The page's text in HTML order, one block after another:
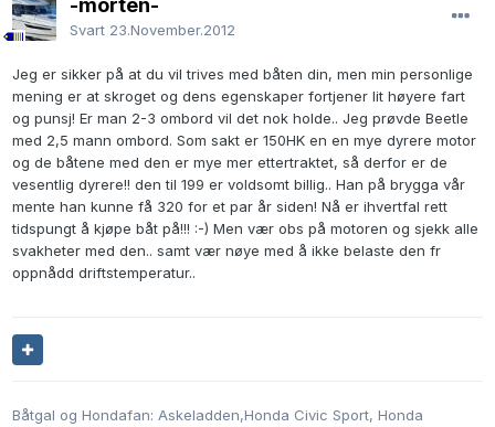
-morten-
Svart 23.November.2012
Jeg er sikker på at du vil trives med båten din, men min personlige
mening er at skroget og dens egenskaper fortjener lit høyere fart
og punsj! Er man 2-3 ombord vil det nok holde.. Jeg prøvde Beetle
med 2,5 mann ombord. Som sakt er 150HK en en mye dyrere motor
og de båtene med den er mye mer ettertraktet, så derfor er de
vesentlig dyrere!! den til 199 er voldsomt billig.. Han på brygga vår
mente han kunne få 320 for et par år siden! Nå er ihvertfal rett
tidspungt å kjøpe båt på!!! :-) Men vær obs på motoren og sjekk alle
svakheter med den.. samt vær nøye med å ikke belaste den fr
oppnådd driftstemperatur..
Båtgal og Hondafan: Askeladden,Honda Civic Sport, Honda